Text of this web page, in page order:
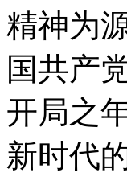
精神为
国共产
开局之
新时代